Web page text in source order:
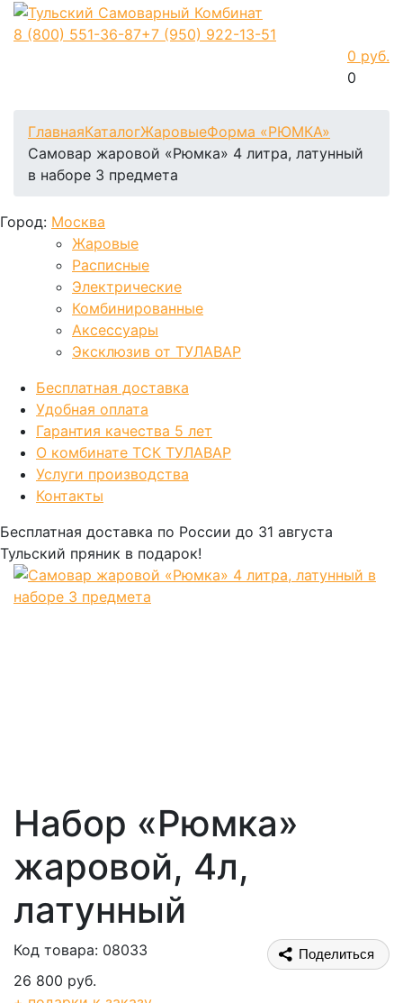
8 (800) 551-36-87+7 (950) 922-13-51
0 руб.
0
ГлавнаяКаталогЖаровыеФорма «РЮМКА»
Самовар жаровой «Рюмка» 4 литра, латунный
в наборе 3 предмета
Город: Москва
Жаровые
Расписные
Электрические
Комбинированные
Аксессуары
Эксклюзив от ТУЛАВАР
Бесплатная доставка
Удобная оплата
Гарантия качества 5 лет
О комбинате ТСК ТУЛАВАР
Услуги производства
Контакты
Бесплатная доставка по России до 31 августа
Тульский пряник в подарок!
Набор «Рюмка»
жаровой, 4л,
латунный
Код товара: 08033 Поделиться
26 800 руб.